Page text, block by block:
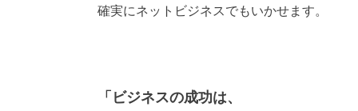
確実にネットビジネスでもいかせます。
「ビジネスの成功は、